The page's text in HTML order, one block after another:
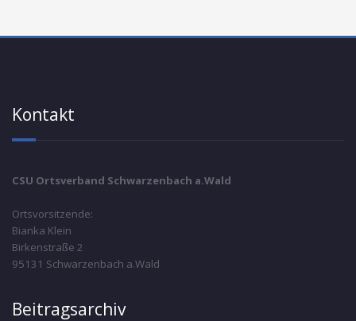
Kontakt
CSU Ortsverband Schwarzenbach a.Wald
Ortsvorsitzende:
Bianka Klein
Birkenstraße 2
95131 Schwarzenbach a.Wald
Beitragsarchiv